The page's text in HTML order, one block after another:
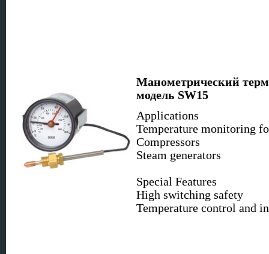
Манометрический
модель SW15
Applications
Temperature monitoring
Compressors
Steam generators
Special Features
High switching safety
Temperature control and